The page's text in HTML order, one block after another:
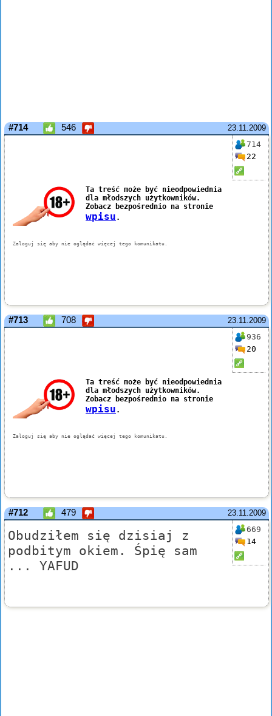
23.11.2009
#714 546
714
22
23.11.2009
#713 708
936
20
23.11.2009
#712 479
669
14
Obudziłem się dzisiaj z
podbitym okiem. Śpię sam
... YAFUD